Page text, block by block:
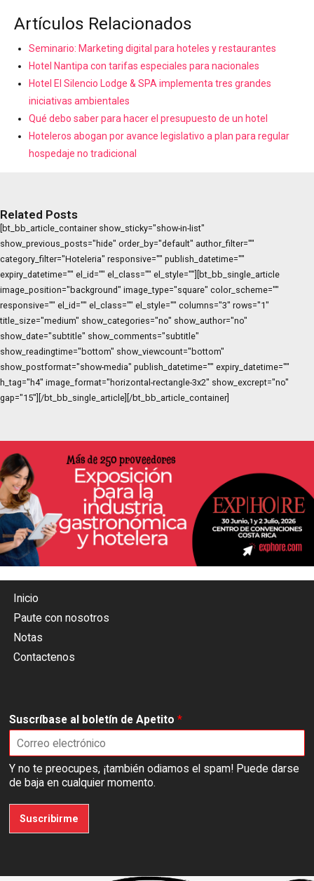
Artículos Relacionados
Seminario: Marketing digital para hoteles y restaurantes
Hotel Nantipa con tarifas especiales para nacionales
Hotel El Silencio Lodge & SPA implementa tres grandes
iniciativas ambientales
Qué debo saber para hacer el presupuesto de un hotel
Hoteleros abogan por avance legislativo a plan para regular
hospedaje no tradicional
Related Posts
[bt_bb_article_container show_sticky="show-in-list"
show_previous_posts="hide" order_by="default" author_filter=""
category_filter="Hoteleria" responsive="" publish_datetime=""
expiry_datetime="" el_id="" el_class="" el_style=""][bt_bb_single_article
image_position="background" image_type="square" color_scheme=""
responsive="" el_id="" el_class="" el_style="" columns="3" rows="1"
title_size="medium" show_categories="no" show_author="no"
show_date="subtitle" show_comments="subtitle"
show_readingtime="bottom" show_viewcount="bottom"
show_postformat="show-media" publish_datetime="" expiry_datetime=""
h_tag="h4" image_format="horizontal-rectangle-3x2" show_excrept="no"
gap="15"][/bt_bb_single_article][/bt_bb_article_container]
Inicio
Paute con nosotros
Notas
Contactenos
Suscríbase al boletín de Apetito *
Y no te preocupes, ¡también odiamos el spam! Puede darse
de baja en cualquier momento.
Suscribirme